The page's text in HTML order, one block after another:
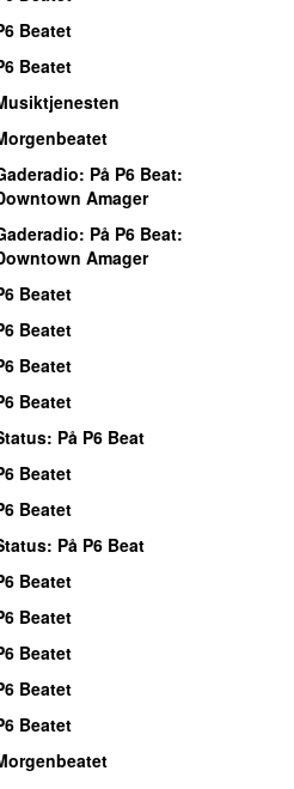
Beatet
Beatet
: På P6 Beat:
Amager
: På P6 Beat:
Amager
Beatet
Beatet
Beatet
Beatet
: På P6 Beat
Beatet
Beatet
: På P6 Beat
Beatet
Beatet
Beatet
Beatet
Beatet